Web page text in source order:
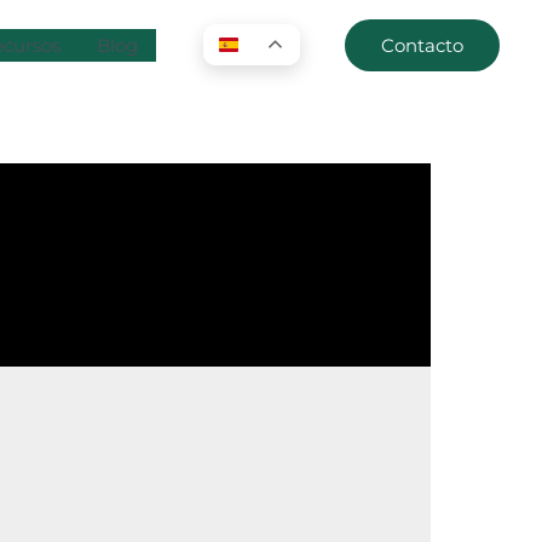
Blog Contacto